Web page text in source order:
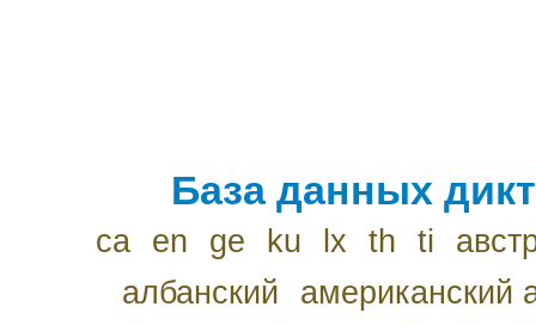
База данных
ca en ge ku lx th ti
албанский
американский